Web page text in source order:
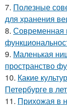
7. Полезные
для хранения
8. Современная
9. Маленькая
пространство
10. Какие
Петербурге в
11. Прихожая в